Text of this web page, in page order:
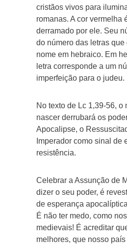
cristãos vivos para
romanas. A cor vermelha
derramado por ele. Seu
do número das letras que
nome em hebraico. Em
letra corresponde a um
imperfeição para o judeu.
No texto de Lc 1,39-56, o
nascer derrubará os
Apocalipse, o
Imperador como sinal de
resistência.
Celebrar a Assunção de
dizer o seu poder, é
de esperança
É não ter medo, como
medievais! É acreditar
melhores, que nosso